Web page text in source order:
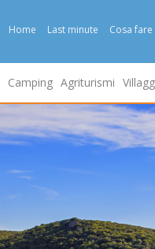
Home Last minute Cosa fare
Camping Agriturismi